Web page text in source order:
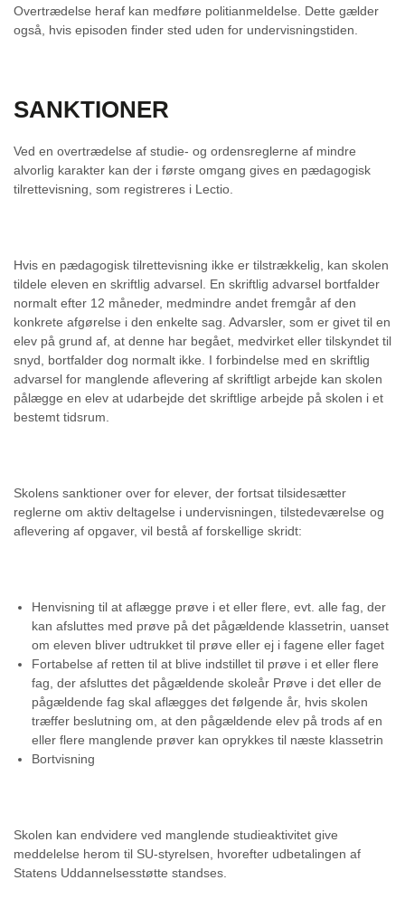
Overtrædelse heraf kan medføre politianmeldelse. Dette gælder
også, hvis episoden finder sted uden for undervisningstiden.
SANKTIONER
Ved en overtrædelse af studie- og ordensreglerne af mindre
alvorlig karakter kan der i første omgang gives en pædagogisk
tilrettevisning, som registreres i Lectio.
Hvis en pædagogisk tilrettevisning ikke er tilstrækkelig, kan skolen
tildele eleven en skriftlig advarsel. En skriftlig advarsel bortfalder
normalt efter 12 måneder, medmindre andet fremgår af den
konkrete afgørelse i den enkelte sag. Advarsler, som er givet til en
elev på grund af, at denne har begået, medvirket eller tilskyndet til
snyd, bortfalder dog normalt ikke. I forbindelse med en skriftlig
advarsel for manglende aflevering af skriftligt arbejde kan skolen
pålægge en elev at udarbejde det skriftlige arbejde på skolen i et
bestemt tidsrum.
Skolens sanktioner over for elever, der fortsat tilsidesætter
reglerne om aktiv deltagelse i undervisningen, tilstedeværelse og
aflevering af opgaver, vil bestå af forskellige skridt:
Henvisning til at aflægge prøve i et eller flere, evt. alle fag, der
kan afsluttes med prøve på det pågældende klassetrin, uanset
om eleven bliver udtrukket til prøve eller ej i fagene eller faget
Fortabelse af retten til at blive indstillet til prøve i et eller flere
fag, der afsluttes det pågældende skoleår Prøve i det eller de
pågældende fag skal aflægges det følgende år, hvis skolen
træffer beslutning om, at den pågældende elev på trods af en
eller flere manglende prøver kan oprykkes til næste klassetrin
Bortvisning
Skolen kan endvidere ved manglende studieaktivitet give
meddelelse herom til SU-styrelsen, hvorefter udbetalingen af
Statens Uddannelsesstøtte standses.